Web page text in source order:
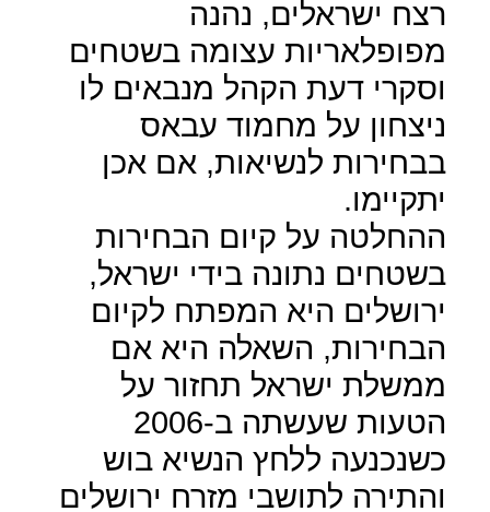
רצח ישראלים, נהנה
מפופלאריות עצומה בשטחים
וסקרי דעת הקהל מנבאים לו
ניצחון על מחמוד עבאס
בבחירות לנשיאות, אם אכן
יתקיימו.
ההחלטה על קיום הבחירות
בשטחים נתונה בידי ישראל,
ירושלים היא המפתח לקיום
הבחירות, השאלה היא אם
ממשלת ישראל תחזור על
הטעות שעשתה ב-2006
כשנכנעה ללחץ הנשיא בוש
והתירה לתושבי מזרח ירושלים